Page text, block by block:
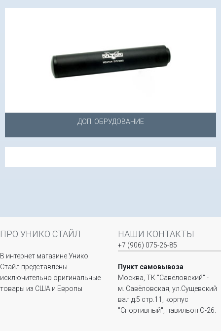
ДОП. ОБРУДОВАНИЕ
ПРО УНИКО СТАЙЛ
В интернет магазине Унико
Стайл представлены
исключительно оригинальные
товары из США и Европы
НАШИ КОНТАКТЫ
+7 (906) 075-26-85
Пункт самовывоза
Москва, ТК "Савёловский" -
м. Савёловская, ул.Сущевский
вал д.5 стр.11, корпус
"Спортивный", павильон О-26.